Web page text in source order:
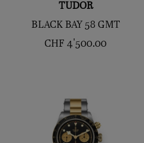
TUDOR
BLACK BAY 58 GMT
CHF 4'500.00